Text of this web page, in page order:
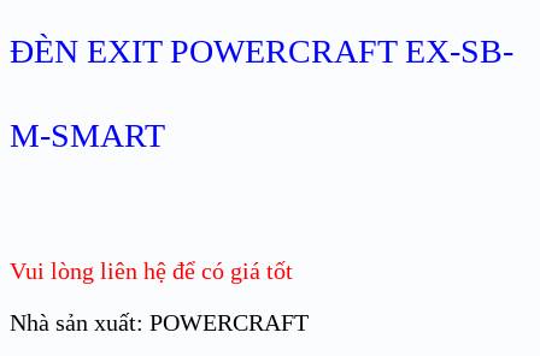
ĐÈN EXIT POWERCRAFT EX-SB-
M-SMART
Vui lòng liên hệ để có giá tốt
Nhà sản xuất: POWERCRAFT